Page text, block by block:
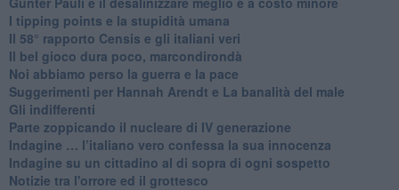
I tipping points e la stupidità umana
​Il 58° rapporto Censis e gli italiani veri
​Il bel gioco dura poco, marcondirondà
Noi abbiamo perso la guerra e la pace
Suggerimenti per Hannah Arendt e La banalità del male
​Gli indifferenti
Parte zoppicando il nucleare di IV generazione
​Indagine … l’italiano vero confessa la sua innocenza
Indagine su un cittadino al di sopra di ogni sospetto
Notizie tra l'orrore ed il grottesco